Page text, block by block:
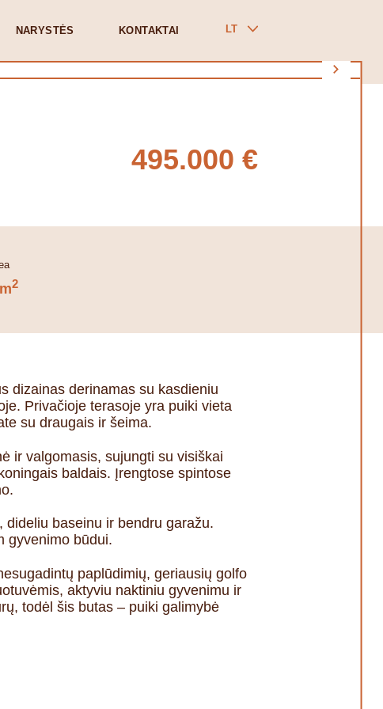
NARYSTĖS KONTAKTAI LT
495.000 €
2
dizainas derinamas su kasdieniu
Privačioje terasoje yra puiki vieta
su draugais ir šeima.
ir valgomasis, sujungti su visiškai
baldais. Įrengtose spintose
baseinu ir bendru garažu.
gyvenimo būdui.
paplūdimių, geriausių golfo
aktyviu naktiniu gyvenimu ir
todėl šis butas – puiki galimybė